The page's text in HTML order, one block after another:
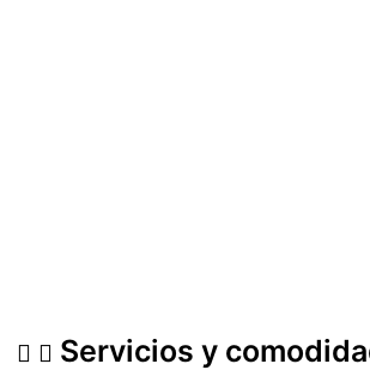
Servicios y